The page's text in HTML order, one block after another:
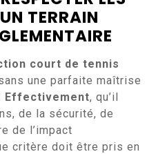
TERRAIN
court de tennis
une parfaite maîtrise
Effectivement, qu’il
de la sécurité, de
de l’impact
critère doit être pris en